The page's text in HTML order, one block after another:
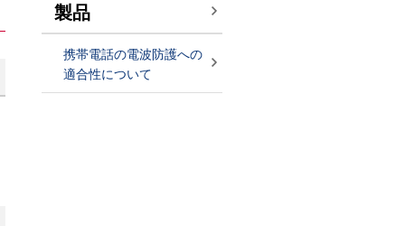
製品
携帯電話の電波防護への
適合性について